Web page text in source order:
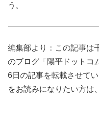
う。
編集部より：この記事は
のブログ「陽平ドットコ
6日の記事を転載させて
をお読みになりたい方は、